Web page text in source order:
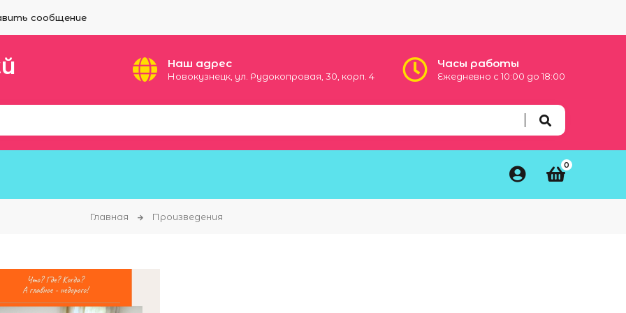
сообщение
Наш адрес
Новокузнецк, ул. Рудокопровая, 30, корп. 4
Часы работы
Ежедневно с 10:00 до 18:00
0
Главная Произведения